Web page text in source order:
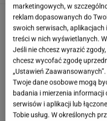
marketingowych, w
reklam dopasowanych do
swoich serwisach,
treści w nich wyświetlanych.
Jeśli nie chcesz wyrazić
chcesz wycofać zgodę
„Ustawień Zaawansowanych”.
Twoje dane osobowe mogą
badania i mierzenia
serwisów i aplikacji lub
Tobie usług. W określonych